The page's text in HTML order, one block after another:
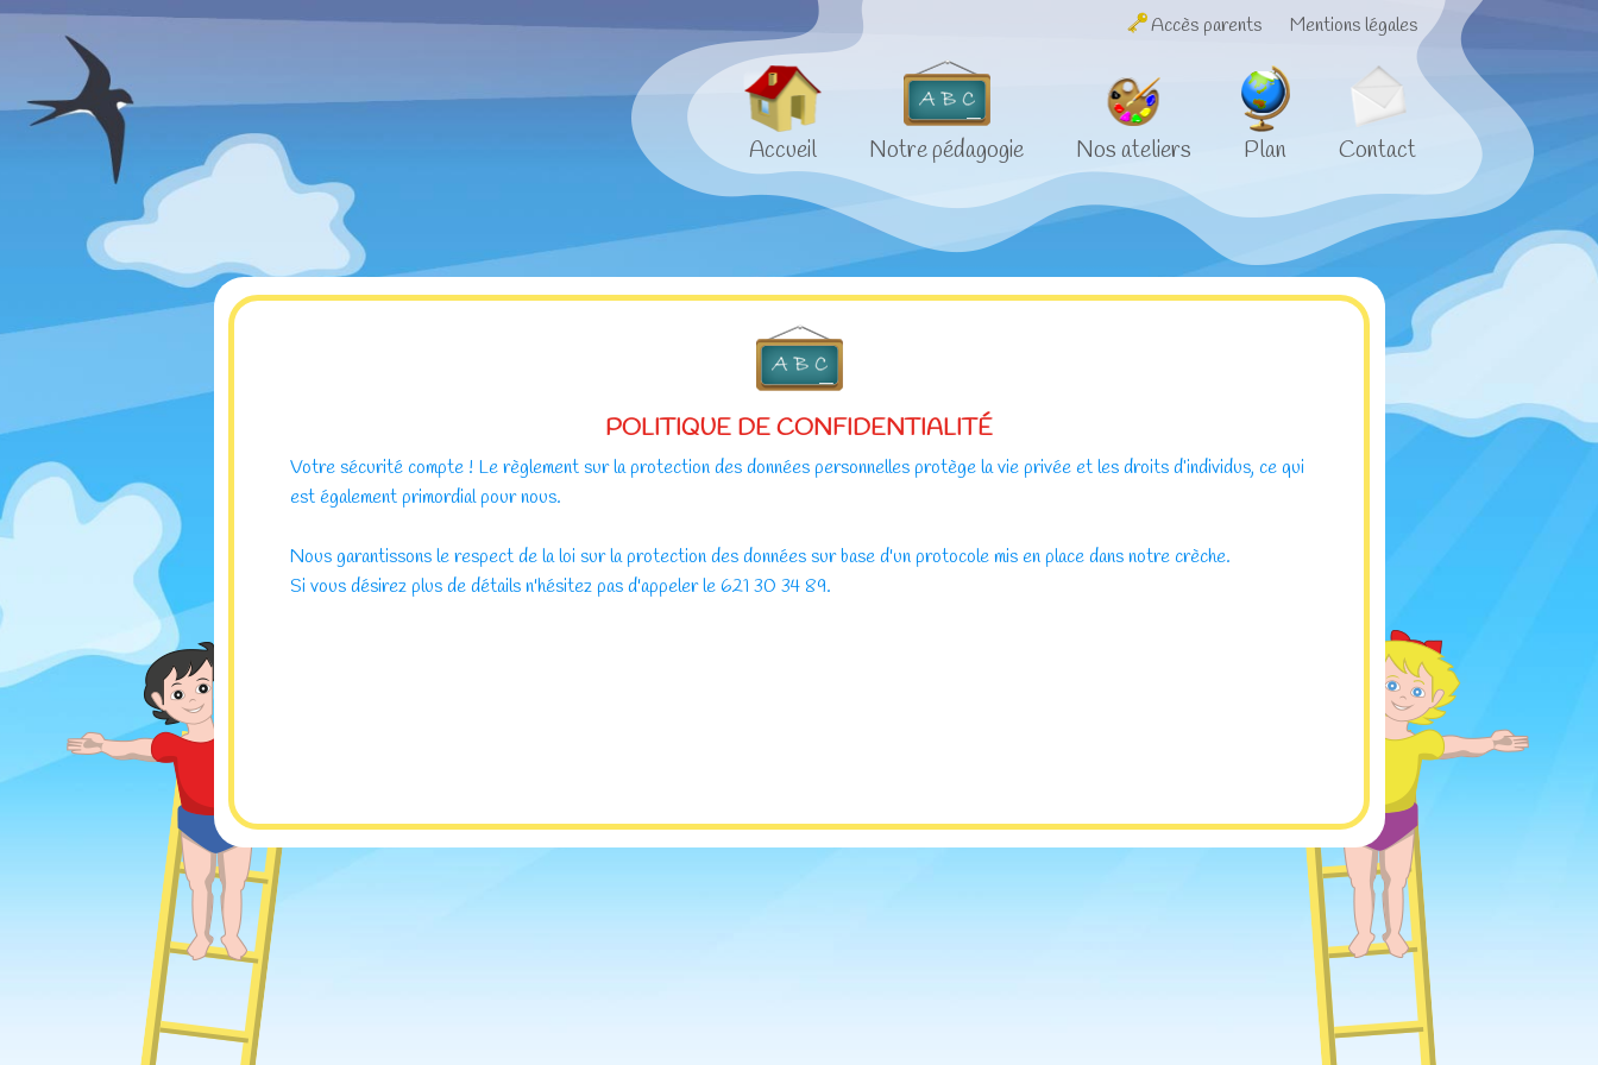
Accès parents Mentions légales
Accueil Notre pédagogie Nos ateliers Plan Contact
POLITIQUE DE CONFIDENTIALITÉ
Votre sécurité compte ! Le règlement sur la protection des données personnelles protège la vie privée et les droits d’individus, ce qui
est également primordial pour nous.
Nous garantissons le respect de la loi sur la protection des données sur base d'un protocole mis en place dans notre crèche.
Si vous désirez plus de détails n'hésitez pas d'appeler le 621 30 34 89.